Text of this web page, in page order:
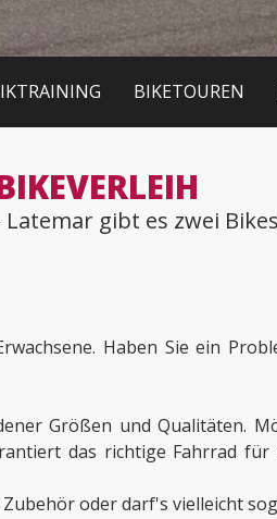
BIKETOUREN
gibt es zwei
Haben Sie ein
Größen und Qualitäten.
das richtige Fahrrad für
oder darf's vielleicht